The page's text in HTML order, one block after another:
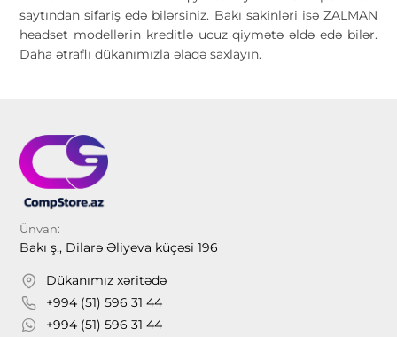
saytından sifariş edə bilərsiniz. Bakı sakinləri isə ZALMAN
headset modellərin kreditlə ucuz qiymətə əldə edə bilər.
Daha ətraflı dükanımızla əlaqə saxlayın.
Ünvan:
Bakı ş., Dilarə Əliyeva küçəsi 196
Dükanımız xəritədə
+994 (51) 596 31 44
+994 (51) 596 31 44